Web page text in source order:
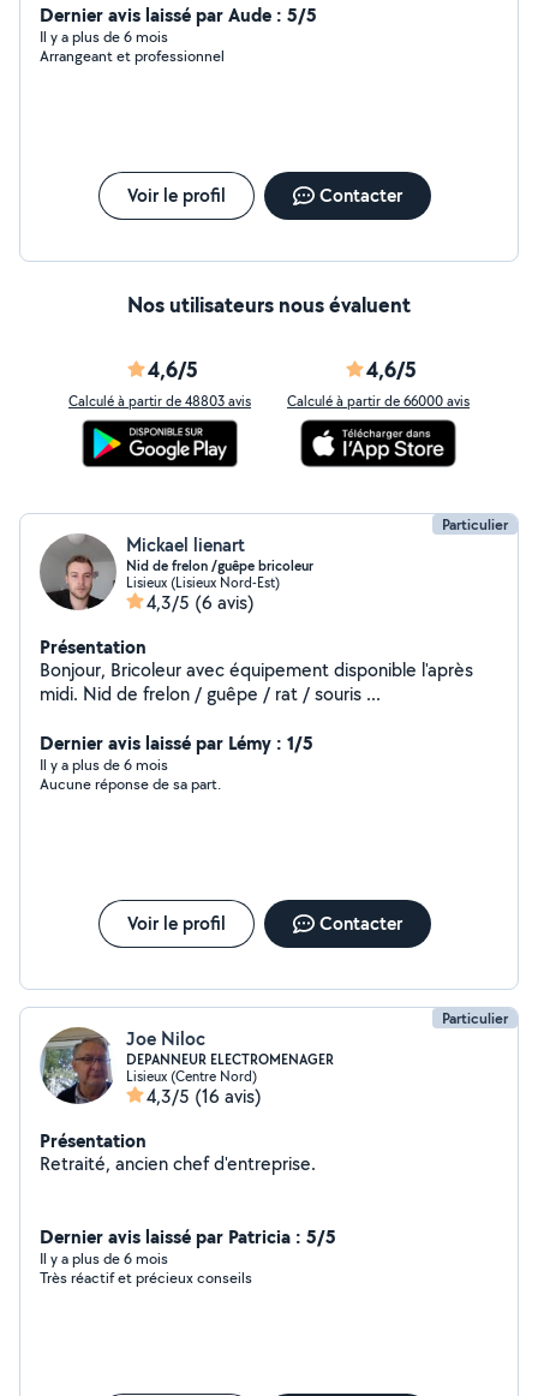
dispose d'un grand outillage mécanique et machines à
bois.
Dernier avis laissé par Aude : 5/5
Il y a plus de 6 mois
Arrangeant et professionnel
Voir le profil Contacter
Nos utilisateurs nous évaluent
4,6/5
Calculé à partir de 48803 avis
4,6/5
Calculé à partir de 66000 avis
Particulier
Mickael lienart
Nid de frelon /guêpe bricoleur
Lisieux (Lisieux Nord-Est)
4,3/5 (6 avis)
Présentation
Bonjour, Bricoleur avec équipement disponible l'après
midi. Nid de frelon / guêpe / rat / souris ...
Dernier avis laissé par Lémy : 1/5
Il y a plus de 6 mois
Aucune réponse de sa part.
Voir le profil Contacter
Particulier
Joe Niloc
DEPANNEUR ELECTROMENAGER
Lisieux (Centre Nord)
4,3/5 (16 avis)
Présentation
Retraité, ancien chef d'entreprise.
Dernier avis laissé par Patricia : 5/5
Il y a plus de 6 mois
Très réactif et précieux conseils